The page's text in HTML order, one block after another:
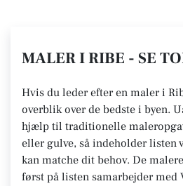
MALER I RIBE - SE
Hvis du leder efter en maler i
overblik over de bedste i byen.
hjælp til traditionelle
eller gulve, så indeholder listen
kan matche dit behov. De
først på listen samarbejder med